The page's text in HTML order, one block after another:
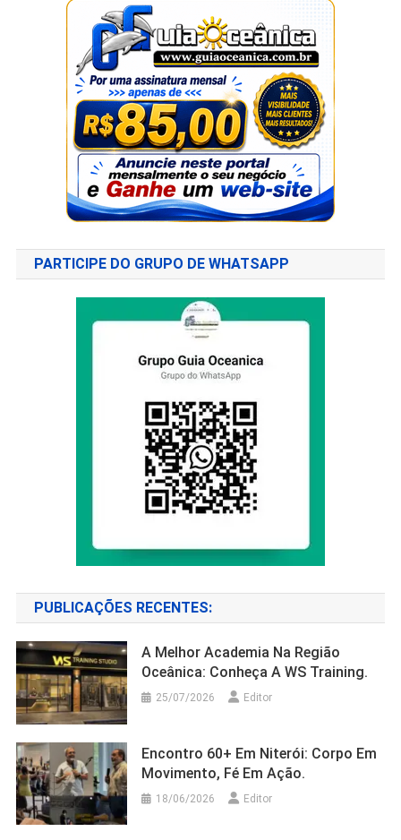
PARTICIPE DO GRUPO DE WHATSAPP
PUBLICAÇÕES RECENTES:
A Melhor Academia Na Região
Oceânica: Conheça A WS Training.
25/07/2026 Editor
Encontro 60+ Em Niterói: Corpo Em
Movimento, Fé Em Ação.
18/06/2026 Editor